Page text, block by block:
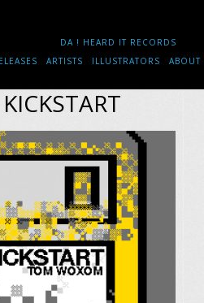
DA ! HEARD IT RECORDS
ARTISTS ILLUSTRATORS ABOUT
KICKSTART